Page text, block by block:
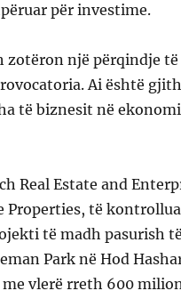
për investime.
zotëron një përqindje
Ai është
të biznesit në
Real Estate and
Properties, të
të madh pasurish
Park në Hod
vlerë rreth 600